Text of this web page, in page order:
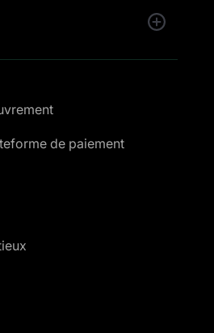
de paiement